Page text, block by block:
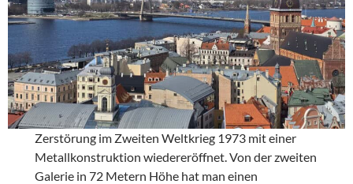
Zerstörung im Zweiten Weltkrieg 1973 mit einer
Metallkonstruktion wiedereröffnet. Von der zweiten
Galerie in 72 Metern Höhe hat man einen